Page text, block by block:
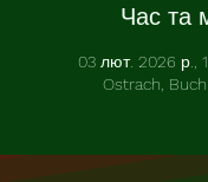
Час та
03 лют. 2026 р.,
Ostrach,